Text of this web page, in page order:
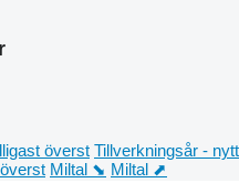
överst Tillverkningsår - nytt
Miltal ⬊ Miltal ⬈